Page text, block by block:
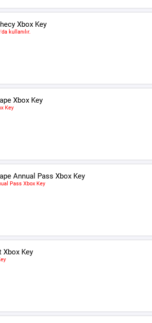
Xbox Key
kullanılır.
Xbox Key
Key
Annual Pass Xbox Key
Pass Xbox Key
Xbox Key